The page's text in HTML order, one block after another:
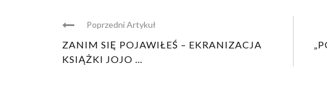
Poprzedni Artykuł
ZANIM SIĘ POJAWIŁEŚ – EKRANIZACJA
KSIĄŻKI JOJO ...